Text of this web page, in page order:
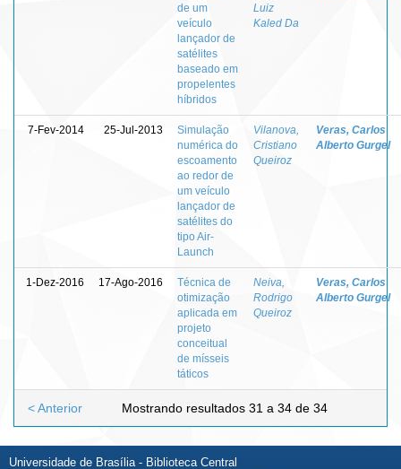
de um
veículo
lançador de
satélites
baseado em
propelentes
híbridos
Luiz
Kaled Da
7-Fev-2014 25-Jul-2013
Simulação
numérica do
escoamento
ao redor de
um veículo
lançador de
satélites do
tipo Air-
Launch
Vilanova,
Cristiano
Queiroz
Veras, Carlos
Alberto Gurgel
1-Dez-2016 17-Ago-2016
Técnica de
otimização
aplicada em
projeto
conceitual
de mísseis
táticos
Neiva,
Rodrigo
Queiroz
Veras, Carlos
Alberto Gurgel
Mostrando resultados 31 a 34 de 34
< Anterior
Universidade de Brasília - Biblioteca Central